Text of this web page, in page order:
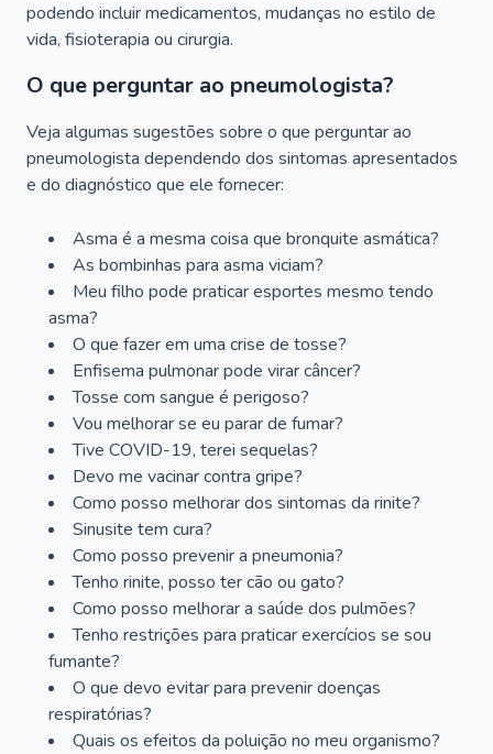
podendo incluir medicamentos, mudanças no estilo de
vida, fisioterapia ou cirurgia.
O que perguntar ao pneumologista?
Veja algumas sugestões sobre o que perguntar ao
pneumologista dependendo dos sintomas apresentados
e do diagnóstico que ele fornecer:
Asma é a mesma coisa que bronquite asmática?
As bombinhas para asma viciam?
Meu filho pode praticar esportes mesmo tendo
asma?
O que fazer em uma crise de tosse?
Enfisema pulmonar pode virar câncer?
Tosse com sangue é perigoso?
Vou melhorar se eu parar de fumar?
Tive COVID-19, terei sequelas?
Devo me vacinar contra gripe?
Como posso melhorar dos sintomas da rinite?
Sinusite tem cura?
Como posso prevenir a pneumonia?
Tenho rinite, posso ter cão ou gato?
Como posso melhorar a saúde dos pulmões?
Tenho restrições para praticar exercícios se sou
fumante?
O que devo evitar para prevenir doenças
respiratórias?
Quais os efeitos da poluição no meu organismo?